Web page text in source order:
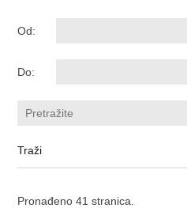
Od:
Do:
Pronađeno 41 stranica.